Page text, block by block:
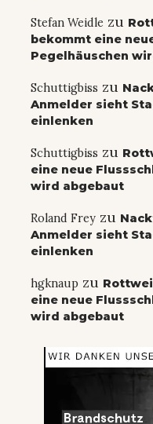
Stefan Weidle zu
bekommt eine
Pegelhäuschen
Schuttigbiss zu
Anmelder sieht
einlenken
Schuttigbiss zu
eine neue
wird abgebaut
Roland Frey zu
Anmelder sieht
einlenken
hgknaup zu
eine neue
wird abgebaut